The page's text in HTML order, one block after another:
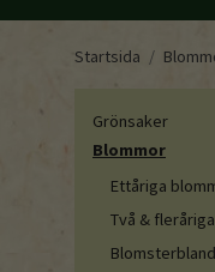
Startsida /
Grönsaker
Blommor
Ettåriga
Två &